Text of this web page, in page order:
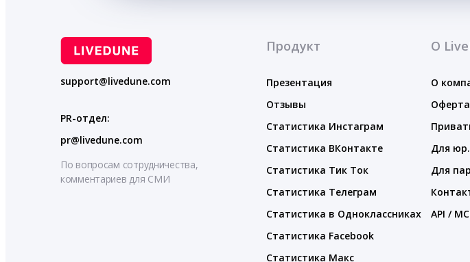
support@livedune.com
PR-отдел:
pr@livedune.com
По вопросам сотрудничества,
комментариев для СМИ
Продукт
Презентация
Отзывы
Статистика Инстаграм
Статистика ВКонтакте
Статистика Тик Ток
Статистика Телеграм
Статистика в Одноклассниках
Статистика Facebook
Статистика Макс
О
О
Оферта
Для
Для
API /